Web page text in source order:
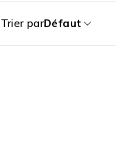
Trier parDéfaut